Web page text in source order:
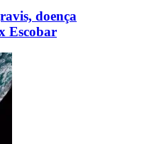
doença
Escobar